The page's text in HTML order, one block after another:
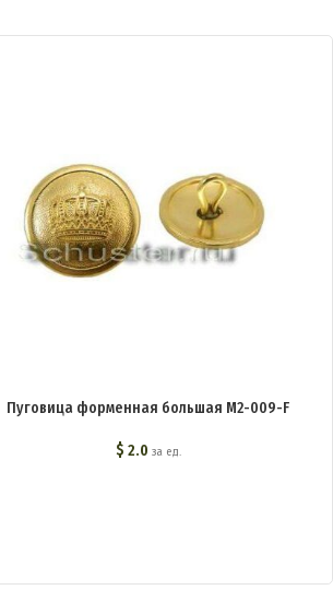
Пуговица форменная большая M2-009-F
$ 2.0 за ед.